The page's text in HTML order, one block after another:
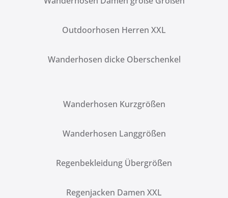
Outdoorhosen Herren XXL
Wanderhosen dicke Oberschenkel
Wanderhosen Kurzgrößen
Wanderhosen Langgrößen
Regenbekleidung Übergrößen
Regenjacken Damen XXL